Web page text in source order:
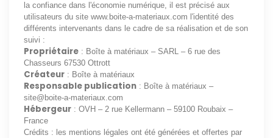
la confiance dans l'économie numérique, il est précisé aux
utilisateurs du site www.boite-a-materiaux.com l'identité des
différents intervenants dans le cadre de sa réalisation et de son
suivi :
Propriétaire : Boîte à matériaux – SARL – 6 rue des
Chasseurs 67530 Ottrott
Créateur : Boîte à matériaux
Responsable publication : Boîte à matériaux –
site@boite-a-materiaux.com
Hébergeur : OVH – 2 rue Kellermann – 59100 Roubaix –
France
Crédits : les mentions légales ont été générées et offertes par